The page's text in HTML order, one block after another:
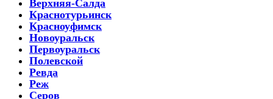
Верхняя-Салда
Краснотурьинск
Красноуфимск
Новоуральск
Первоуральск
Полевской
Ревда
Реж
Серов